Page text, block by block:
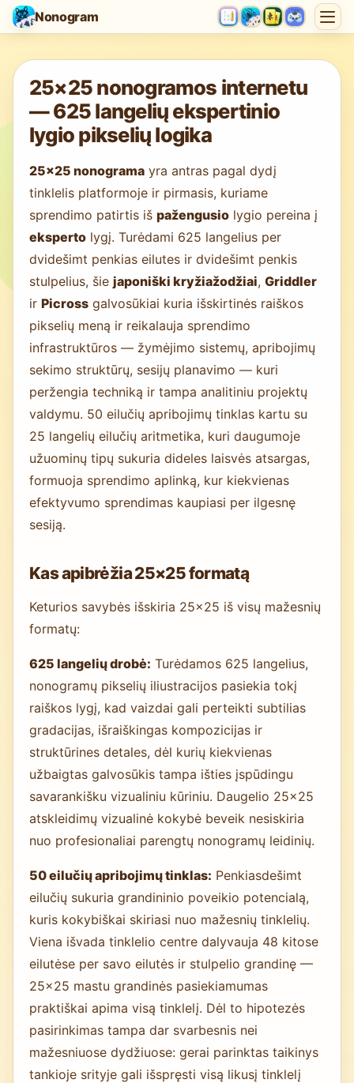
Nonogram
Kraunamas žaidimas…
25×25 nonogramos internetu
— 625 langelių ekspertinio
lygio pikselių logika
25×25 nonograma yra antras pagal dydį
tinklelis platformoje ir pirmasis, kuriame
sprendimo patirtis iš pažengusio lygio pereina į
eksperto lygį. Turėdami 625 langelius per
dvidešimt penkias eilutes ir dvidešimt penkis
stulpelius, šie japoniški kryžiažodžiai, Griddler
ir Picross galvosūkiai kuria išskirtinės raiškos
pikselių meną ir reikalauja sprendimo
infrastruktūros — žymėjimo sistemų, apribojimų
sekimo struktūrų, sesijų planavimo — kuri
peržengia techniką ir tampa analitiniu projektų
valdymu. 50 eilučių apribojimų tinklas kartu su
25 langelių eilučių aritmetika, kuri daugumoje
užuominų tipų sukuria dideles laisvės atsargas,
formuoja sprendimo aplinką, kur kiekvienas
efektyvumo sprendimas kaupiasi per ilgesnę
sesiją.
Kas apibrėžia 25×25 formatą
Keturios savybės išskiria 25×25 iš visų mažesnių
formatų:
625 langelių drobė: Turėdamos 625 langelius,
nonogramų pikselių iliustracijos pasiekia tokį
raiškos lygį, kad vaizdai gali perteikti subtilias
gradacijas, išraiškingas kompozicijas ir
struktūrines detales, dėl kurių kiekvienas
užbaigtas galvosūkis tampa išties įspūdingu
savarankišku vizualiniu kūriniu. Daugelio 25×25
atskleidimų vizualinė kokybė beveik nesiskiria
nuo profesionaliai parengtų nonogramų leidinių.
50 eilučių apribojimų tinklas: Penkiasdešimt
eilučių sukuria grandininio poveikio potencialą,
kuris kokybiškai skiriasi nuo mažesnių tinklelių.
Viena išvada tinklelio centre dalyvauja 48 kitose
eilutėse per savo eilutės ir stulpelio grandinę —
25×25 mastu grandinės pasiekiamumas
praktiškai apima visą tinklelį. Dėl to hipotezės
pasirinkimas tampa dar svarbesnis nei
mažesniuose dydžiuose: gerai parinktas taikinys
tankioje srityje gali išspręsti visą likusį tinklelį